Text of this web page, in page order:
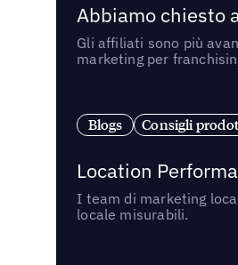
Abbiamo chiesto
Gli affiliati sono più
marketing per
Blogs Consigli
Location
I team di marketing
locale misurabili.